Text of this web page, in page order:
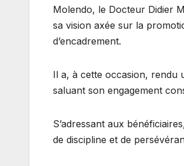
Molendo, le Docteur Didier
sa vision axée sur la
d’encadrement.
Il a, à cette occasion, rendu
saluant son engagement
S’adressant aux
de discipline et de